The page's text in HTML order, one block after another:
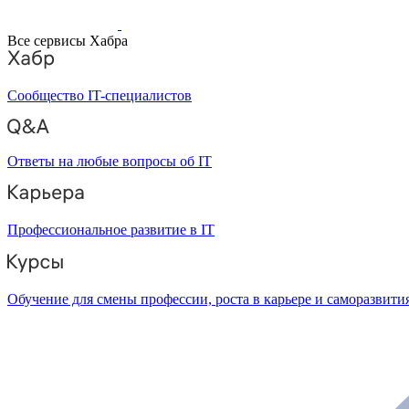
Все сервисы Хабра
Сообщество IT-специалистов
Ответы на любые вопросы об IT
Профессиональное развитие в IT
Обучение для смены профессии, роста в карьере и